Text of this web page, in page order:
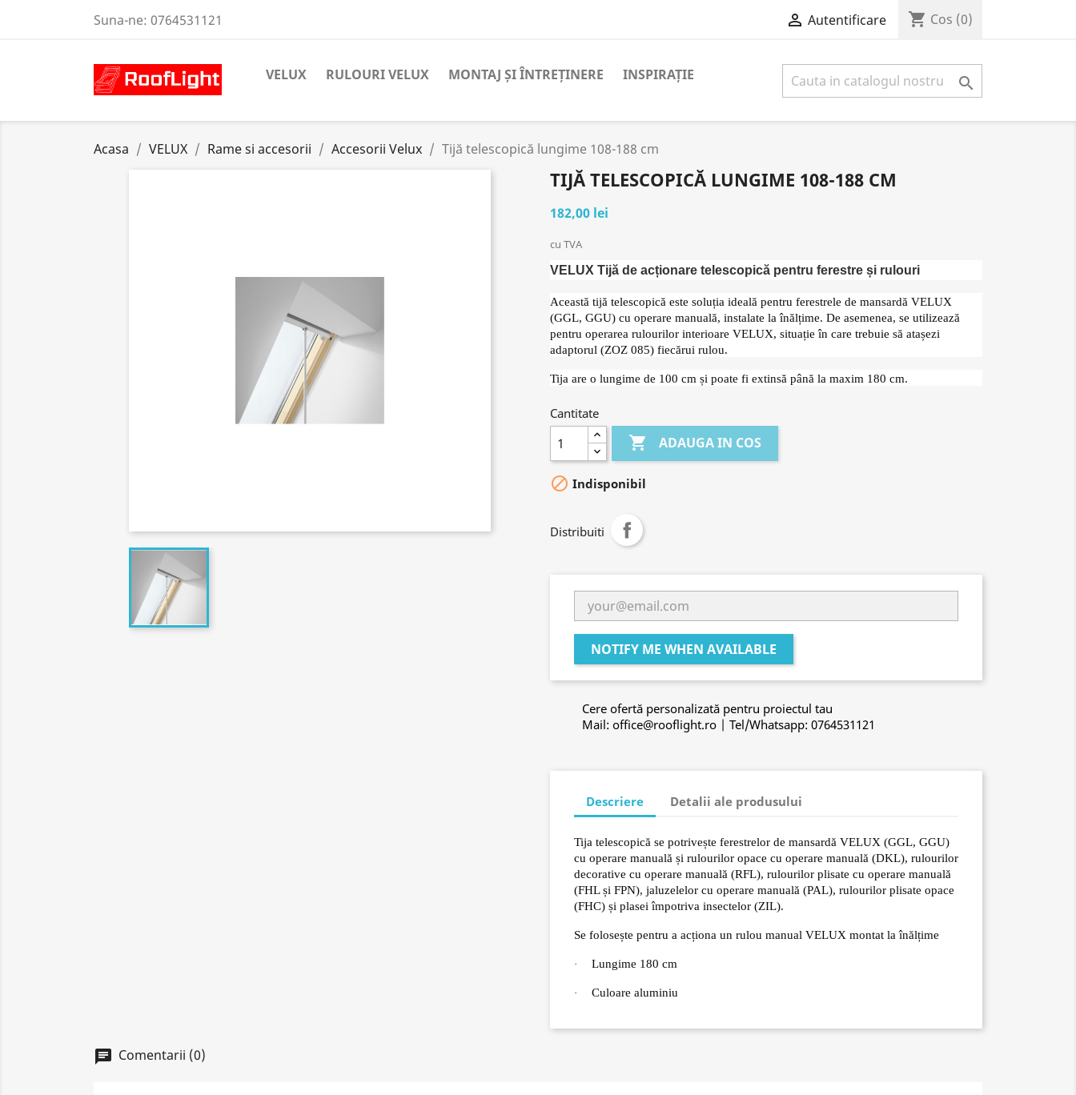
Suna-ne: 0764531121  Autentificare shopping_cart Cos (0)
VELUX RULOURI VELUX MONTAJ ȘI ÎNTREȚINERE INSPIRAȚIE 
Acasa VELUX Rame si accesorii Accesorii Velux Tijă telescopică lungime 108-188 cm
TIJĂ TELESCOPICĂ LUNGIME 108-188 CM
182,00 lei
cu TVA
VELUX Tijă de acționare telescopică pentru ferestre și rulouri
Această tijă telescopică este soluția ideală pentru ferestrele de mansardă VELUX
(GGL, GGU) cu operare manuală, instalate la înălțime. De asemenea, se utilizează
pentru operarea rulourilor interioare VELUX, situație în care trebuie să atașezi
adaptorul (ZOZ 085) fiecărui rulou.
Tija are o lungime de 100 cm și poate fi extinsă până la maxim 180 cm.
Cantitate
 ADAUGA IN COS
 Indisponibil
Distribuiti
NOTIFY ME WHEN AVAILABLE
Cere ofertă personalizată pentru proiectul tau
Mail: office@rooflight.ro | Tel/Whatsapp: 0764531121
Descriere Detalii ale produsului
Tija telescopică se potrivește ferestrelor de mansardă VELUX (GGL, GGU)
cu operare manuală și rulourilor opace cu operare manuală (DKL), rulourilor
decorative cu operare manuală (RFL), rulourilor plisate cu operare manuală
(FHL și FPN), jaluzelelor cu operare manuală (PAL), rulourilor plisate opace
(FHC) și plasei împotriva insectelor (ZIL).
Se folosește pentru a acționa un rulou manual VELUX montat la înălțime
· Lungime 180 cm
· Culoare aluminiu
chat Comentarii (0)